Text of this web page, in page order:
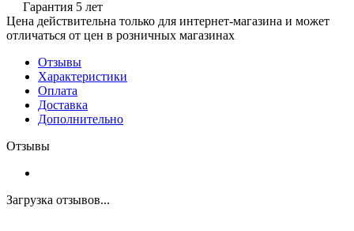
Гарантия 5 лет
Цена действительна только для интернет-магазина и может
отличаться от цен в розничных магазинах
Отзывы
Характеристики
Оплата
Доставка
Дополнительно
Отзывы
Загрузка отзывов...